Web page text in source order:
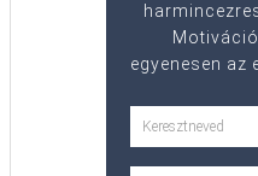
egyenesen az